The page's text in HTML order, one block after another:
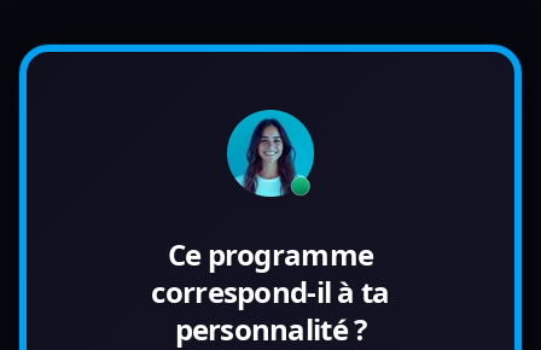
Ce programme
correspond-il à ta
personnalité ?